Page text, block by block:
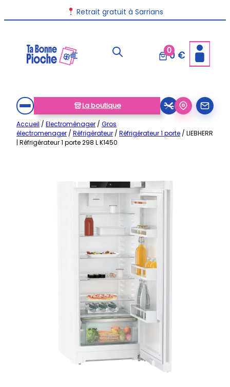
au
Retrait gratuit à Sarrians
Livraison disponible dans toute la France
00 €
La boutique
Accueil / Electroménager / Gros
électromenager / Réfrigérateur / Réfrigérateur 1 porte / LIEBHERR
| Réfrigérateur 1 porte 298 L K1450